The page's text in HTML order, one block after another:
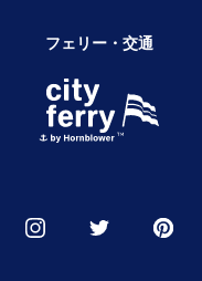
フェリー・交通